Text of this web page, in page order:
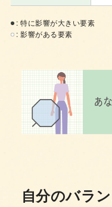
: 特に影響が大きい要素
: 影響がある要素
自分のバラ